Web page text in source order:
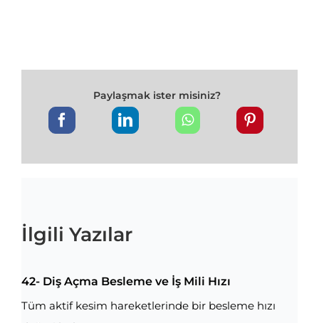
Paylaşmak ister misiniz?
İlgili Yazılar
42- Diş Açma Besleme ve İş Mili Hızı
Tüm aktif kesim hareketlerinde bir besleme hızı